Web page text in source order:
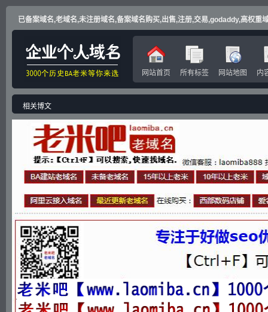
已备案域名,老域名,未注册域名,备案域名购买,出售,注册,交易,godaddy,高权重
网站首页 所有标签 网站地图 内
相关博文